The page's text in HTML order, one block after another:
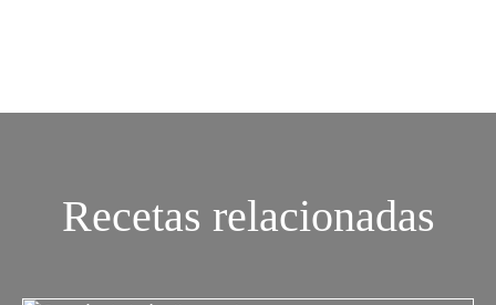
Recetas relacionadas